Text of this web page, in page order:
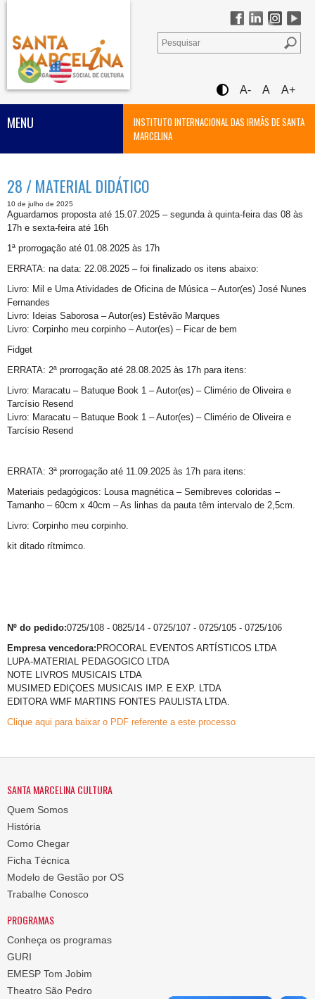
A- A A+
INSTITUTO INTERNACIONAL DAS IRMÃS DE SANTA
MARCELINA
MENU
28 / MATERIAL DIDÁTICO
10 de julho de 2025
Aguardamos proposta até 15.07.2025 – segunda à quinta-feira das 08 às
17h e sexta-feira até 16h
1ª prorrogação até 01.08.2025 às 17h
ERRATA: na data: 22.08.2025 – foi finalizado os itens abaixo:
Livro: Mil e Uma Atividades de Oficina de Música – Autor(es) José Nunes
Fernandes
Livro: Ideias Saborosa – Autor(es) Estêvão Marques
Livro: Corpinho meu corpinho – Autor(es) – Ficar de bem
Fidget
ERRATA: 2ª prorrogação até 28.08.2025 às 17h para itens:
Livro: Maracatu – Batuque Book 1 – Autor(es) – Climério de Oliveira e
Tarcísio Resend
Livro: Maracatu – Batuque Book 1 – Autor(es) – Climério de Oliveira e
Tarcísio Resend
ERRATA: 3ª prorrogação até 11.09.2025 às 17h para itens:
Materiais pedagógicos: Lousa magnética – Semibreves coloridas –
Tamanho – 60cm x 40cm – As linhas da pauta têm intervalo de 2,5cm.
Livro: Corpinho meu corpinho.
kit ditado rítmimco.
Nº do pedido:0725/108 - 0825/14 - 0725/107 - 0725/105 - 0725/106
Empresa vencedora: PROCORAL EVENTOS ARTÍSTICOS LTDA
LUPA-MATERIAL PEDAGOGICO LTDA
NOTE LIVROS MUSICAIS LTDA
MUSIMED EDIÇOES MUSICAIS IMP. E EXP. LTDA
EDITORA WMF MARTINS FONTES PAULISTA LTDA.
Clique aqui para baixar o PDF referente a este processo
SANTA MARCELINA CULTURA
Quem Somos
História
Como Chegar
Ficha Técnica
Modelo de Gestão por OS
Trabalhe Conosco
PROGRAMAS
Conheça os programas
GURI
EMESP Tom Jobim
Theatro São Pedro